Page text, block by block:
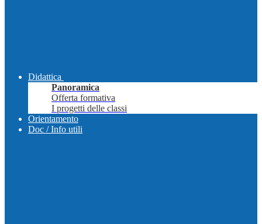
Didattica
Panoramica
Offerta formativa
I progetti delle classi
Orientamento
Doc / Info utili